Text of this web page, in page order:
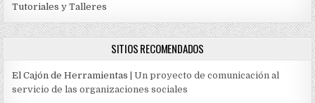
Tutoriales y Talleres
SITIOS RECOMENDADOS
El Cajón de Herramientas | Un proyecto de comunicación al
servicio de las organizaciones sociales